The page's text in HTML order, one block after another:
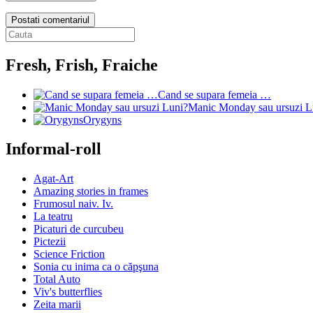
Postati comentariul
Fresh, Frish, Fraiche
Cand se supara femeia …
Manic Monday sau ursuzi
Orygyns
Informal-roll
Agat-Art
Amazing stories in frames
Frumosul naiv. Iv.
La teatru
Picaturi de curcubeu
Pictezii
Science Friction
Sonia cu inima ca o căpşuna
Total Auto
Viv's butterflies
Zeita marii